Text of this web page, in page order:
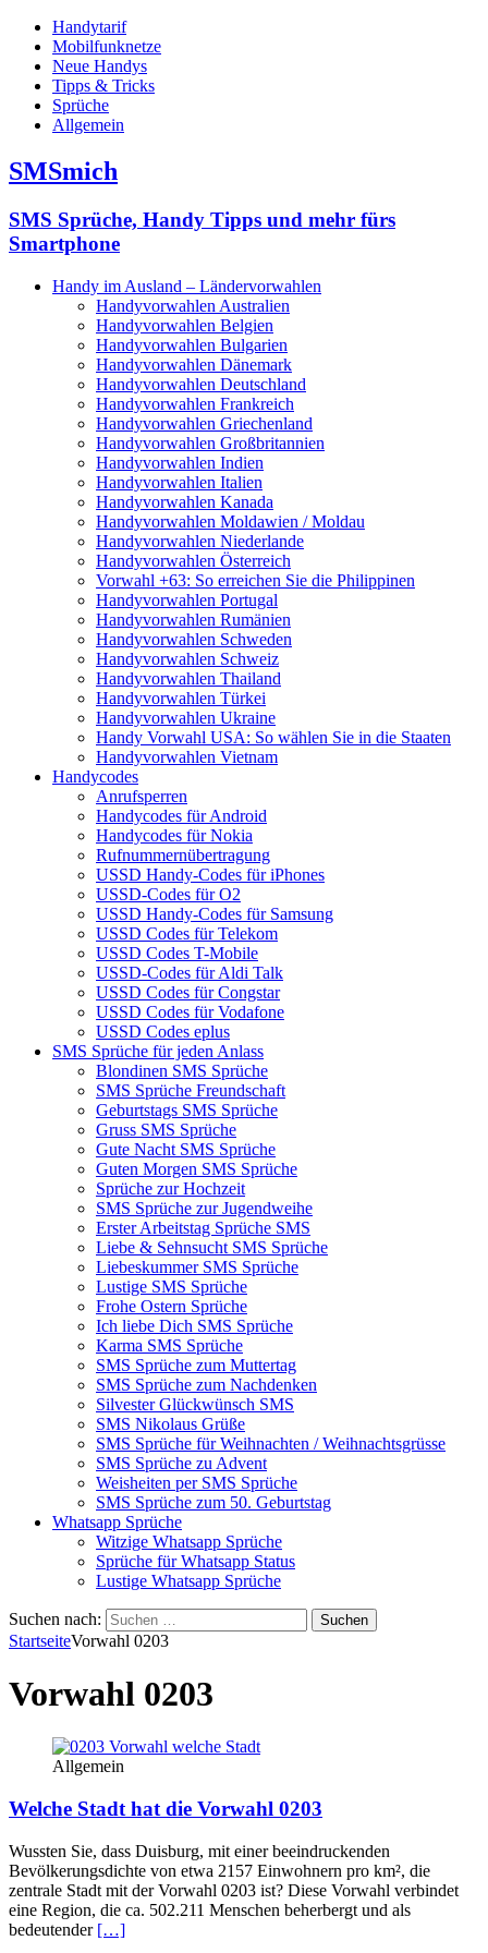
Handytarif
Mobilfunknetze
Neue Handys
Tipps & Tricks
Sprüche
Allgemein
SMSmich
SMS Sprüche, Handy Tipps und mehr fürs
Smartphone
Handy im Ausland – Ländervorwahlen
Handyvorwahlen Australien
Handyvorwahlen Belgien
Handyvorwahlen Bulgarien
Handyvorwahlen Dänemark
Handyvorwahlen Deutschland
Handyvorwahlen Frankreich
Handyvorwahlen Griechenland
Handyvorwahlen Großbritannien
Handyvorwahlen Indien
Handyvorwahlen Italien
Handyvorwahlen Kanada
Handyvorwahlen Moldawien / Moldau
Handyvorwahlen Niederlande
Handyvorwahlen Österreich
Vorwahl +63: So erreichen Sie die Philippinen
Handyvorwahlen Portugal
Handyvorwahlen Rumänien
Handyvorwahlen Schweden
Handyvorwahlen Schweiz
Handyvorwahlen Thailand
Handyvorwahlen Türkei
Handyvorwahlen Ukraine
Handy Vorwahl USA: So wählen Sie in die Staaten
Handyvorwahlen Vietnam
Handycodes
Anrufsperren
Handycodes für Android
Handycodes für Nokia
Rufnummernübertragung
USSD Handy-Codes für iPhones
USSD-Codes für O2
USSD Handy-Codes für Samsung
USSD Codes für Telekom
USSD Codes T-Mobile
USSD-Codes für Aldi Talk
USSD Codes für Congstar
USSD Codes für Vodafone
USSD Codes eplus
SMS Sprüche für jeden Anlass
Blondinen SMS Sprüche
SMS Sprüche Freundschaft
Geburtstags SMS Sprüche
Gruss SMS Sprüche
Gute Nacht SMS Sprüche
Guten Morgen SMS Sprüche
Sprüche zur Hochzeit
SMS Sprüche zur Jugendweihe
Erster Arbeitstag Sprüche SMS
Liebe & Sehnsucht SMS Sprüche
Liebeskummer SMS Sprüche
Lustige SMS Sprüche
Frohe Ostern Sprüche
Ich liebe Dich SMS Sprüche
Karma SMS Sprüche
SMS Sprüche zum Muttertag
SMS Sprüche zum Nachdenken
Silvester Glückwünsch SMS
SMS Nikolaus Grüße
SMS Sprüche für Weihnachten / Weihnachtsgrüsse
SMS Sprüche zu Advent
Weisheiten per SMS Sprüche
SMS Sprüche zum 50. Geburtstag
Whatsapp Sprüche
Witzige Whatsapp Sprüche
Sprüche für Whatsapp Status
Lustige Whatsapp Sprüche
Suchen nach:
StartseiteVorwahl 0203
Vorwahl 0203
Allgemein
Welche Stadt hat die Vorwahl 0203
Wussten Sie, dass Duisburg, mit einer beeindruckenden
Bevölkerungsdichte von etwa 2157 Einwohnern pro km², die
zentrale Stadt mit der Vorwahl 0203 ist? Diese Vorwahl verbindet
eine Region, die ca. 502.211 Menschen beherbergt und als
bedeutender […]